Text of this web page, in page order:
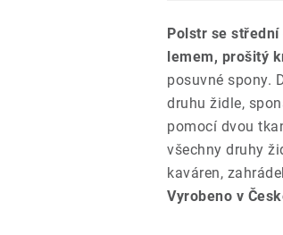
Polstr se střední
lemem, prošitý
posuvné spony.
druhu židle,
pomocí dvou
všechny druhy
kaváren,
Vyrobeno v